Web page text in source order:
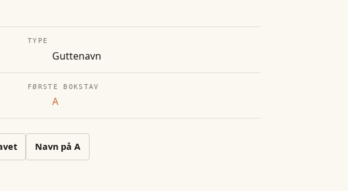
TYPE
Guttenavn
FØRSTE BOKSTAV
A
Navn på A